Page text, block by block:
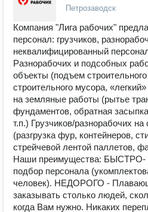
Петрозаводск
Компания "Лига рабочих"
персонал: грузчиков,
неквалифицированный
Разнорабочих и подсобных
объекты (подъем
строительного мусора,
на земляные работы (рытье
фундаментов, обратная
т.п.) Грузчиков/разнорабочих
(разгрузка фур, контейнеров,
стрейчевой лентой паллетов,
Наши преимущества: БЫСТРО-
подбор персонала
человек). НЕДОРОГО -
заказывать столько людей,
когда Вам нужно. Никаких